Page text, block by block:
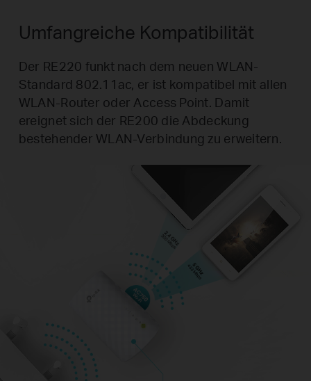
Umfangreiche Kompatibilität
Der RE220 funkt nach dem neuen WLAN-
Standard 802.11ac, er ist kompatibel mit allen
WLAN-Router oder Access Point. Damit
ereignet sich der RE200 die Abdeckung
bestehender WLAN-Verbindung zu erweitern.